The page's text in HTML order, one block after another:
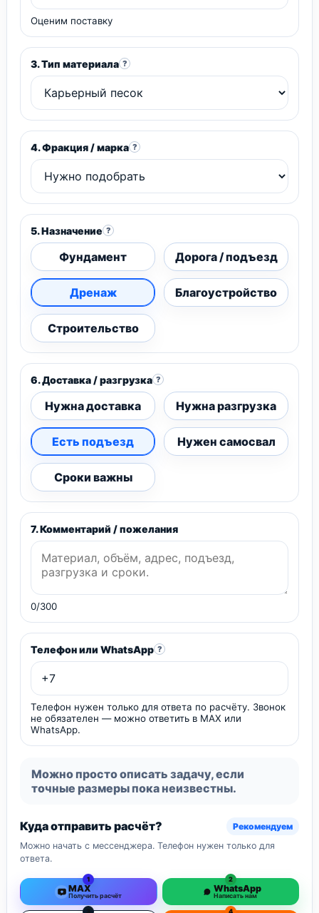
Оценим поставку
3. Тип материала ?
4. Фракция / марка ?
5. Назначение ?
Фундамент Дорога / подъезд
Дренаж Благоустройство
Строительство
6. Доставка / разгрузка ?
Нужна доставка Нужна разгрузка
Есть подъезд Нужен самосвал
Сроки важны
7. Комментарий / пожелания
0/300
Телефон или WhatsApp ?
Телефон нужен только для ответа по расчёту. Звонок
не обязателен — можно ответить в MAX или
WhatsApp.
Можно просто описать задачу, если
точные размеры пока неизвестны.
Куда отправить расчёт?
Рекомендуем
Можно начать с мессенджера. Телефон нужен только для
ответа.
1
MAX
Получить расчёт
2
WhatsApp
Написать нам